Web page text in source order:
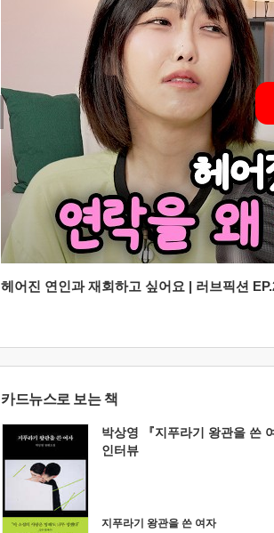
헤어진 연인과 재회하고 싶어요 | 러브픽션
카드뉴스로 보는 책
박상영 『지푸라기 왕관을 쓴
인터뷰
지푸라기 왕관을 쓴 여자